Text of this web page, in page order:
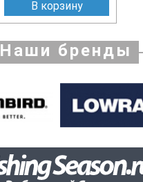
В корзину
Наши бренды